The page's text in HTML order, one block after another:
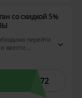
со скидкой 5%
перейти
ввести
572